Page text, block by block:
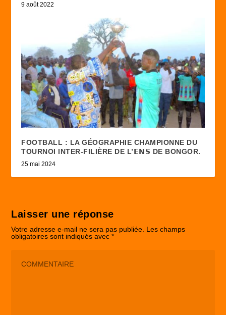
9 août 2022
FOOTBALL : LA GÉOGRAPHIE CHAMPIONNE DU
TOURNOI INTER-FILIÈRE DE L’𝗘𝗡𝗦 DE BONGOR.
25 mai 2024
Laisser une réponse
Votre adresse e-mail ne sera pas publiée. Les champs
obligatoires sont indiqués avec*